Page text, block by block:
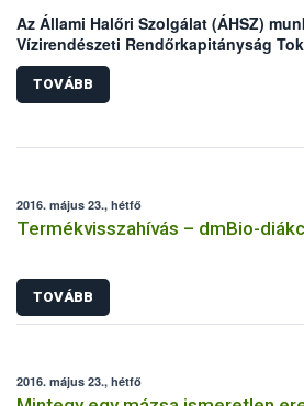
Az Állami Halőri Szolgálat (ÁHSZ)
Vízirendészeti Rendőrkapitányság
kollégáival két nap alatt két orvhalász
Malom-Tisza holtágban.
TOVÁBB
2016. május 23., hétfő
Termékvisszahívás – dmBio-
TOVÁBB
2016. május 23., hétfő